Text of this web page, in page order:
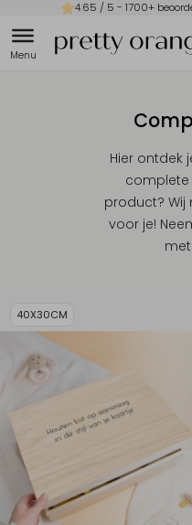
4.65 / 5 - 1700+
Hier ontdek
complete
product?
voor je!
40X30CM